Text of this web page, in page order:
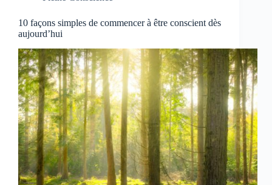
10 façons simples de commencer à être conscient dès
aujourd’hui